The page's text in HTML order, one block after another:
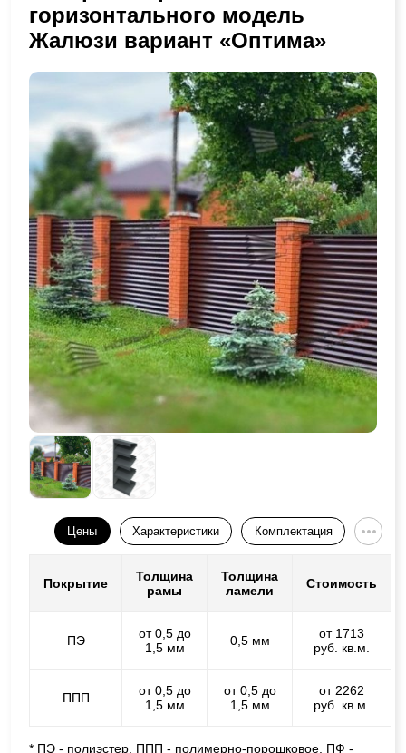
горизонтального модель
Жалюзи вариант «Оптима»
Цены Характеристики Комплектация
Покрытие
Толщина
рамы
Толщина
ламели
Стоимость
ПЭ
от 0,5 до
1,5 мм
0,5 мм
от 1713
руб. кв.м.
ППП
от 0,5 до
1,5 мм
от 0,5 до
1,5 мм
от 2262
руб. кв.м.
* ПЭ - полиэстер, ППП - полимерно-порошковое, ПФ -